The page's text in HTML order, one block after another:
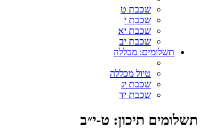
שכבת ט
שכבת י
שכבת יא
שכבת יב
תשלומים: מכללה
טיול מכללה
שכבת יג
שכבת יד
תשלומים תיכון: ט-י״ב